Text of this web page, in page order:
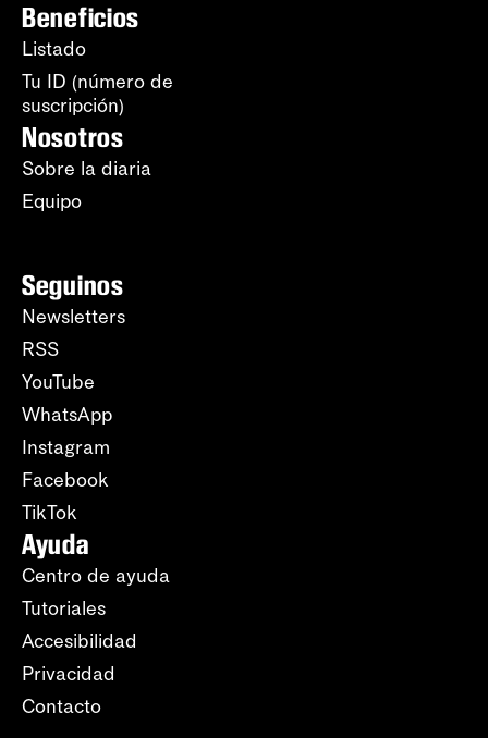
Beneficios
Listado
Tu ID (número de
suscripción)
Nosotros
Sobre la diaria
Equipo
Seguinos
Newsletters
RSS
YouTube
WhatsApp
Instagram
Facebook
TikTok
Ayuda
Centro de ayuda
Tutoriales
Accesibilidad
Privacidad
Contacto